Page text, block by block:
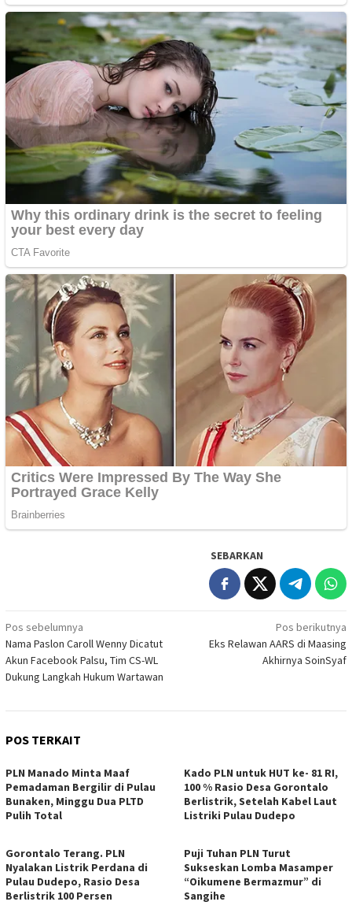
SEBARKAN
Navigasi
pos
Pos sebelumnya
Nama Paslon Caroll Wenny Dicatut
Akun Facebook Palsu, Tim CS-WL
Dukung Langkah Hukum Wartawan
Pos berikutnya
Eks Relawan AARS di Maasing
Akhirnya SoinSyaf
POS TERKAIT
PLN Manado Minta Maaf
Pemadaman Bergilir di Pulau
Bunaken, Minggu Dua PLTD
Pulih Total
Kado PLN untuk HUT ke- 81 RI,
100 % Rasio Desa Gorontalo
Berlistrik, Setelah Kabel Laut
Listriki Pulau Dudepo
Gorontalo Terang. PLN
Nyalakan Listrik Perdana di
Pulau Dudepo, Rasio Desa
Berlistrik 100 Persen
Puji Tuhan PLN Turut
Sukseskan Lomba Masamper
“Oikumene Bermazmur” di
Sangihe